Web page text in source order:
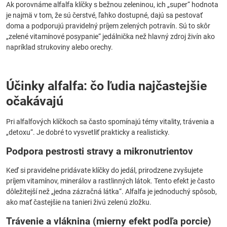
Ak porovnáme alfalfa klíčky s bežnou zeleninou, ich „super“ hodnota
je najmä v tom, že sú čerstvé, ľahko dostupné, dajú sa pestovať
doma a podporujú pravidelný príjem zelených potravín. Sú to skôr
„zelené vitamínové posypanie“ jedálnička než hlavný zdroj živín ako
napríklad strukoviny alebo orechy.
Účinky alfalfa: čo ľudia najčastejšie
očakávajú
Pri alfalfových klíčkoch sa často spomínajú témy vitality, trávenia a
„detoxu“. Je dobré to vysvetliť prakticky a realisticky.
Podpora pestrosti stravy a mikronutrientov
Keď si pravidelne pridávate klíčky do jedál, prirodzene zvyšujete
príjem vitamínov, minerálov a rastlinných látok. Tento efekt je často
dôležitejší než „jedna zázračná látka“. Alfalfa je jednoduchý spôsob,
ako mať častejšie na tanieri živú zelenú zložku.
Trávenie a vláknina (mierny efekt podľa porcie)